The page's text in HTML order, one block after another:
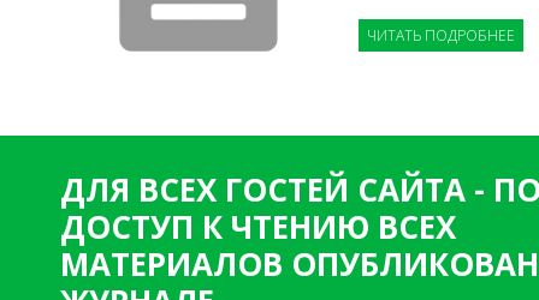
ЧИТАТЬ ПОДРОБНЕЕ
ДЛЯ ВСЕХ ГОСТЕЙ САЙТА -
ДОСТУП К ЧТЕНИЮ ВСЕХ
МАТЕРИАЛОВ